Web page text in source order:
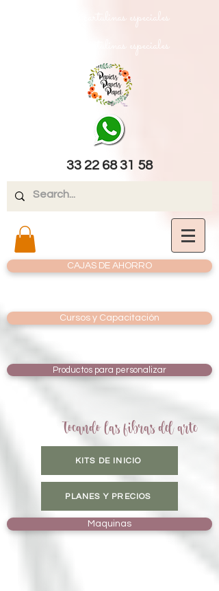
papel texturizado cartulinas especiales
papel texturizado cartulinas especiales
33 22 68 31 58
CAJAS DE AHORRO
Cursos y Capacitación
Productos para personalizar
Tocando las fibras del arte
KITS DE INICIO
PLANES Y PRECIOS
Maquinas